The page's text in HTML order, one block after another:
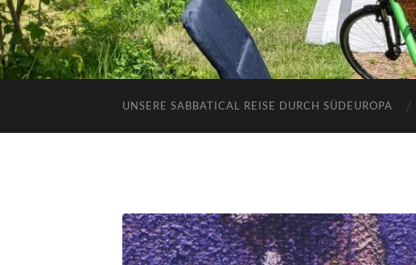
UNSERE SABBATICAL REISE DURCH SÜDEUROPA